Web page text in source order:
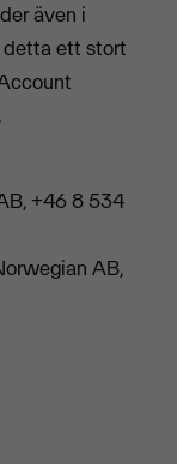
även i
detta ett stort
+46 8 534
AB,